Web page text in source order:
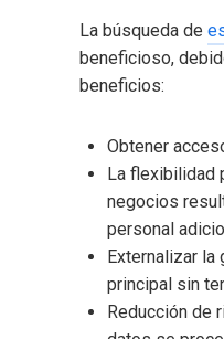
La búsqueda de
beneficioso,
beneficios:
Obtener
La flexibilidad
negocios
personal
Externalizar
principal sin
Reducción de